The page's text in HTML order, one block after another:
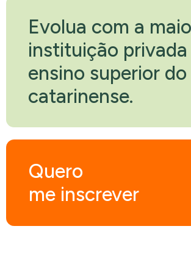
Evolua com a
instituição privada
ensino superior
catarinense.
Quero
me inscrever